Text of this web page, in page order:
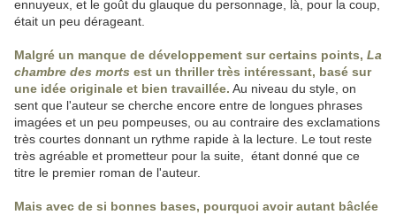
ennuyeux, et le goût du glauque du personnage, là, pour la coup,
était un peu dérageant.
Malgré un manque de développement sur certains points, La
chambre des morts est un thriller très intéressant, basé sur
une idée originale et bien travaillée. Au niveau du style, on
sent que l'auteur se cherche encore entre de longues phrases
imagées et un peu pompeuses, ou au contraire des exclamations
très courtes donnant un rythme rapide à la lecture. Le tout reste
très agréable et prometteur pour la suite, étant donné que ce
titre le premier roman de l'auteur.
Mais avec de si bonnes bases, pourquoi avoir autant bâclée